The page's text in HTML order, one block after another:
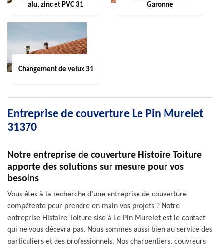
alu, zinc et PVC 31
Garonne
Changement de velux 31
Entreprise de couverture Le Pin Murelet
31370
Notre entreprise de couverture Histoire Toiture
apporte des solutions sur mesure pour vos
besoins
Vous êtes à la recherche d’une entreprise de couverture
compétente pour prendre en main vos projets ? Notre
entreprise Histoire Toiture sise à Le Pin Murelet est le contact
qui ne vous décevra pas. Nous sommes aussi bien au service des
particuliers et des professionnels. Nos charpentiers, couvreurs